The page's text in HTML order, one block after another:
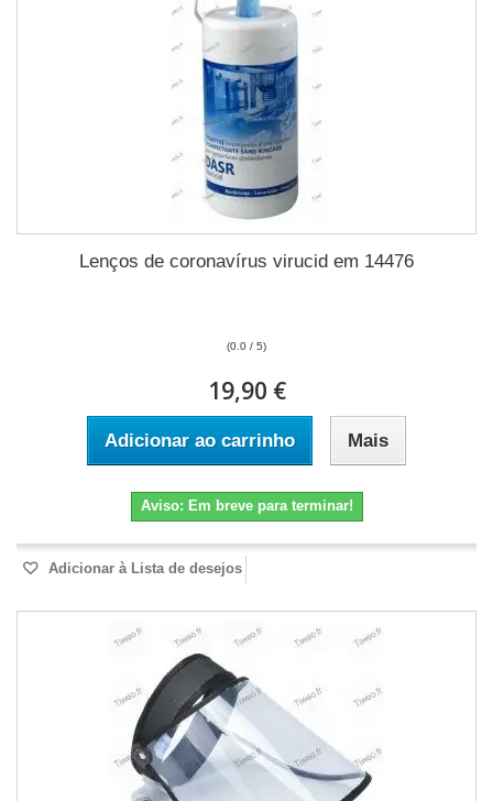
Lenços de coronavírus virucid em 14476
(0.0 / 5)
19,90 €
Adicionar ao carrinho Mais
Aviso: Em breve para terminar!
Adicionar à Lista de desejos